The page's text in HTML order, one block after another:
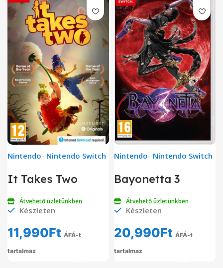
Nintendo- Nintendo Switch
It Takes Two
Átvehető üzletünkben
Készleten
11,990Ft ÁFÁ-t
tartalmaz
Nintendo- Nintendo Switch
Bayonetta 3
Átvehető üzletünkben
Készleten
20,990Ft ÁFÁ-t
tartalmaz